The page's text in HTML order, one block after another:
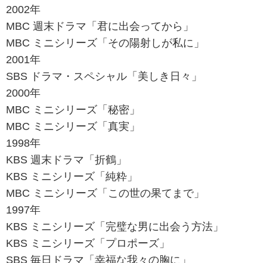
2002年
MBC 週末ドラマ「君に出会ってから」
MBC ミニシリーズ「その陽射しが私に」
2001年
SBS ドラマ・スペシャル「美しき日々」
2000年
MBC ミニシリーズ「秘密」
MBC ミニシリーズ「真実」
1998年
KBS 週末ドラマ「折鶴」
KBS ミニシリーズ「純粋」
MBC ミニシリーズ「この世の果てまで」
1997年
KBS ミニシリーズ「完璧な男に出会う方法」
KBS ミニシリーズ「プロポーズ」
SBS 毎日ドラマ「幸福な我々の胸に」